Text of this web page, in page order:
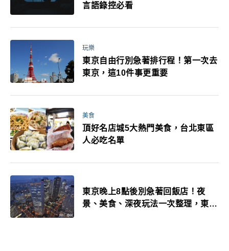
言語錄控必看
玩樂
東京自由行別急著排行程！第一次去
東京，這10件事更重要
美食
頂好名店城5大熱門美食，台北東區
人必吃名單
東京晚上8點後別急著回飯店！夜
景、美食、深夜玩法一次整理，東京